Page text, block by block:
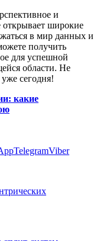
и
открывает широкие
в мир данных и
получить
для успешной
области. Не
сегодня!
какие
TelegramViber